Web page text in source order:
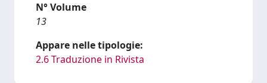
N° Volume
13
Appare nelle tipologie:
2.6 Traduzione in Rivista